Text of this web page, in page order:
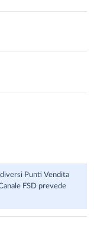
Punti Vendita
FSD prevede